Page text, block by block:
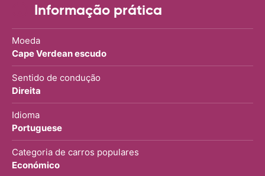
Informação prática
Moeda
Cape Verdean escudo
Sentido de condução
Direita
Idioma
Portuguese
Categoria de carros populares
Económico